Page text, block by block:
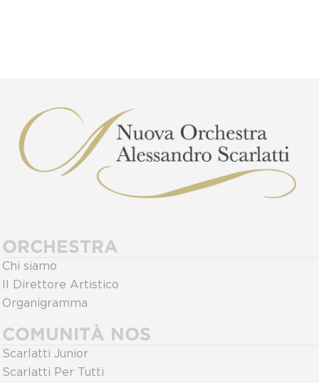
ORCHESTRA
Chi siamo
Il Direttore Artistico
Organigramma
COMUNITÀ NOS
Scarlatti Junior
Scarlatti Per Tutti